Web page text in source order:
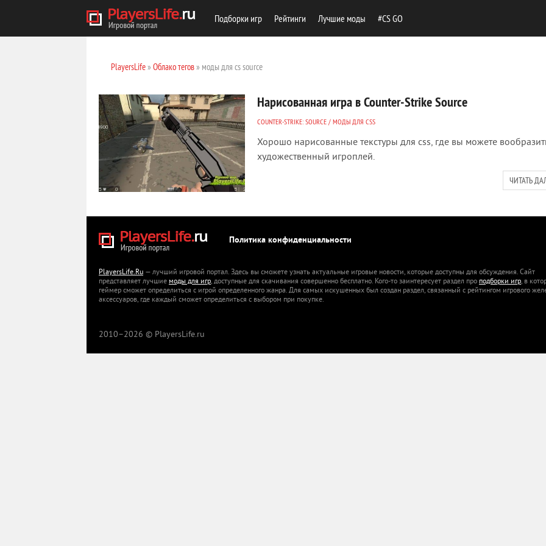
Подборки игр Рейтинги Лучшие моды #CS GO
PlayersLife» Облако тегов» моды для cs source
Нарисованная игра в Counter-Strike Source
COUNTER-STRIKE: SOURCE / МОДЫ ДЛЯ CSS
Хорошо нарисованные текстуры для css, где вы можете
художественный игроплей.
ЧИТАТЬ
Политика конфиденциальности
PlayersLife.Ru — лучший игровой портал. Здесь вы сможете узнать актуальные игровые новости, которые доступны для обсуждения. Сайт
представляет лучшие моды для игр, доступные для скачивания совершенно бесплатно. Кого-то заинтересует раздел про подборки игр, в
геймер сможет определиться с игрой определенного жанра. Для самых искушенных был создан раздел, связанный с рейтингом игрового
аксессуаров, где каждый сможет определиться с выбором при покупке.
2010–2026 © PlayersLife.ru